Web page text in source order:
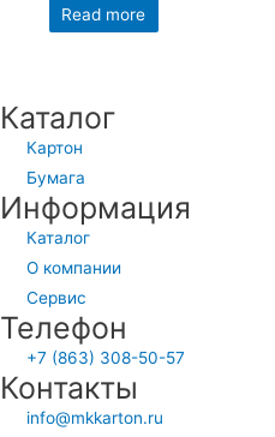
Read more
Каталог
Картон
Бумага
Информация
Каталог
О компании
Сервис
Телефон
+7 (863) 308-50-57
Контакты
info@mkkarton.ru